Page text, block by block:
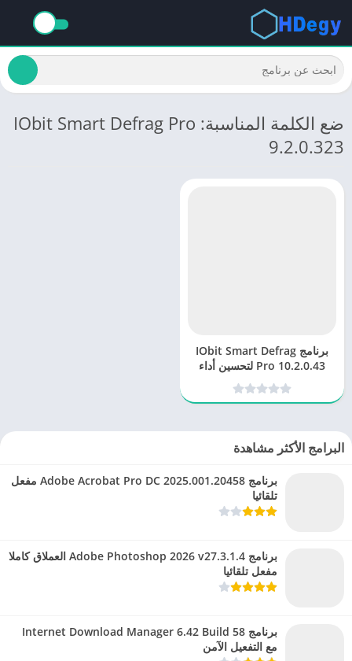
ضع الكلمة المناسبة: IObit Smart Defrag Pro
9.2.0.323
برنامج IObit Smart Defrag
Pro 10.2.0.43 لتحسين أداء
القرص الصلب
البرامج الأكثر مشاهدة
برنامج Adobe Acrobat Pro DC 2025.001.20458 مفعل
تلقائيا
برنامج Adobe Photoshop 2026 v27.3.1.4 العملاق كاملا
مفعل تلقائيا
برنامج Internet Download Manager 6.42 Build 58
مع التفعيل الآمن